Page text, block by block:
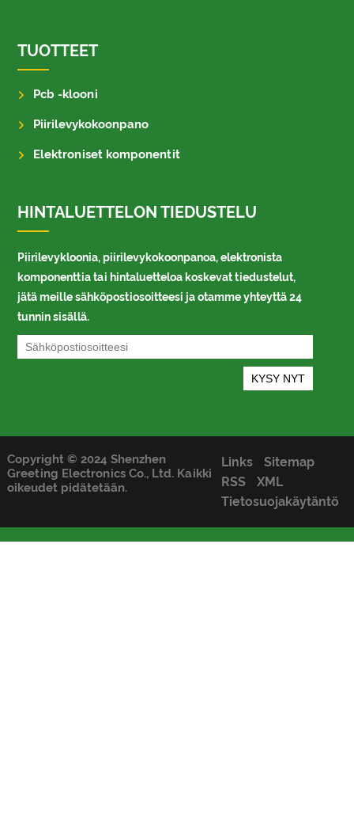
TUOTTEET
Pcb -klooni
Piirilevykokoonpano
Elektroniset komponentit
HINTALUETTELON TIEDUSTELU
Piirilevykloonia, piirilevykokoonpanoa, elektronista
komponenttia tai hintaluetteloa koskevat tiedustelut,
jätä meille sähköpostiosoitteesi ja otamme yhteyttä 24
tunnin sisällä.
Copyright © 2024 Shenzhen
Greeting Electronics Co., Ltd. Kaikki
oikeudet pidätetään.
Links
Sitemap
RSS
XML
Tietosuojakäytäntö